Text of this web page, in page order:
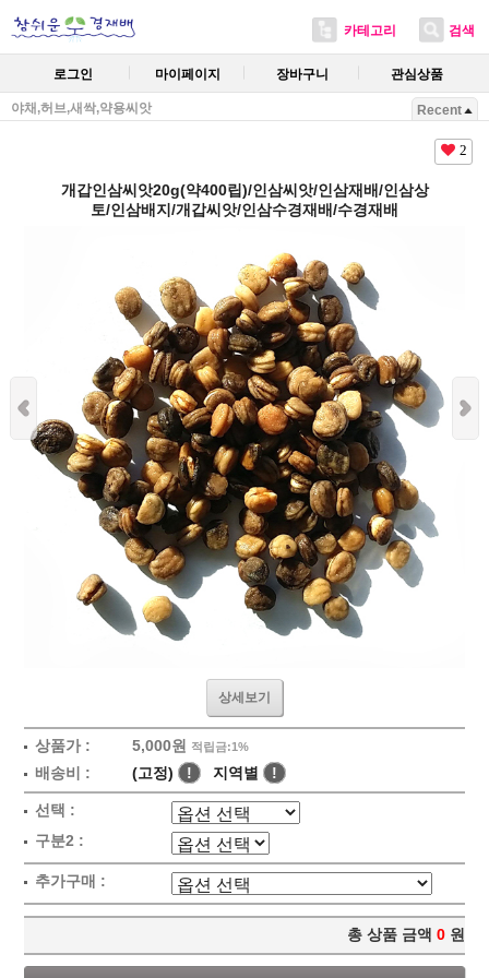
카테고리 검색
로그인 마이페이지 장바구니 관심상품
야채,허브,새싹,약용씨앗 Recent
2
개갑인삼씨앗20g(약400립)/인삼씨앗/인삼재배/인삼상
토/인삼배지/개갑씨앗/인삼수경재배/수경재배
상세보기
상품가 : 5,000원 적립금:1%
배송비 : (고정) ! 지역별 !
선택 :
구분2 :
추가구매 :
총 상품 금액 0 원